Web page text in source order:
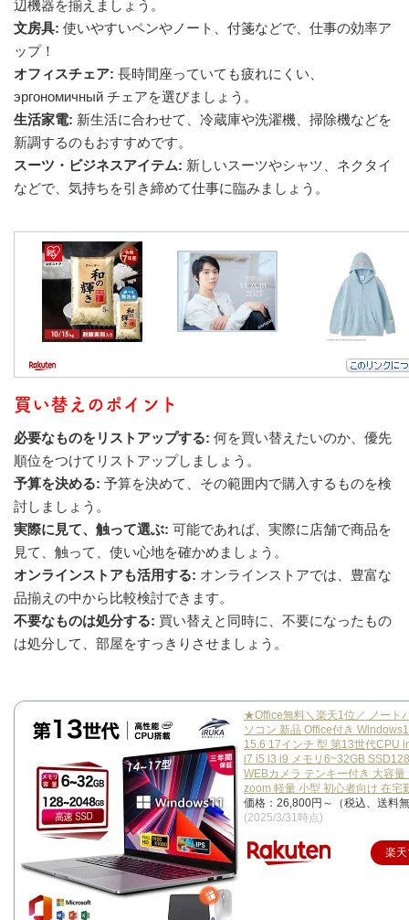
辺機器を揃えましょう。
文房具: 使いやすいペンやノート、付箋などで、仕事の効率ア
ップ！
オフィスチェア: 長時間座っていても疲れにくい、
эргономичный チェアを選びましょう。
生活家電: 新生活に合わせて、冷蔵庫や洗濯機、掃除機などを
新調するのもおすすめです。
スーツ・ビジネスアイテム: 新しいスーツやシャツ、ネクタイ
などで、気持ちを引き締めて仕事に臨みましょう。
買い替えのポイント
必要なものをリストアップする: 何を買い替えたいのか、優先
順位をつけてリストアップしましょう。
予算を決める: 予算を決めて、その範囲内で購入するものを検
討しましょう。
実際に見て、触って選ぶ: 可能であれば、実際に店舗で商品を
見て、触って、使い心地を確かめましょう。
オンラインストアも活用する: オンラインストアでは、豊富な
品揃えの中から比較検討できます。
不要なものは処分する: 買い替えと同時に、不要になったもの
は処分して、部屋をすっきりさせましょう。
★Office無料＼楽天1位／ ノート
ソコン 新品 Office付き
15.6 17インチ 型 第13世代CPU
i7 i5 i3 i9 メモリ6~32GB
WEBカメラ テンキー付き 大容量
zoom 軽量 小型 初心者向け 在宅
価格：26,800円～（税込、送料
(2025/3/31時点)
楽